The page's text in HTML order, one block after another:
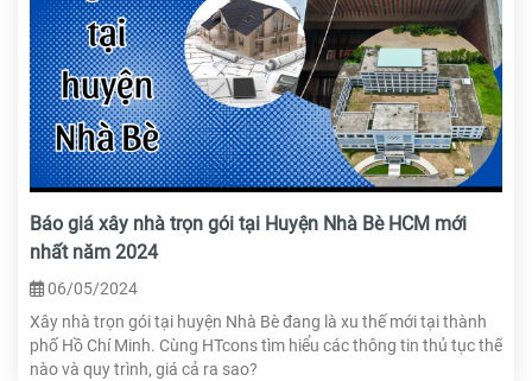
Báo giá xây nhà trọn gói tại Huyện Nhà Bè HCM mới
nhất năm 2024
06/05/2024
Xây nhà trọn gói tại huyện Nhà Bè đang là xu thế mới tại thành
phố Hồ Chí Minh. Cùng HTcons tìm hiểu các thông tin thủ tục thế
nào và quy trình, giá cả ra sao?